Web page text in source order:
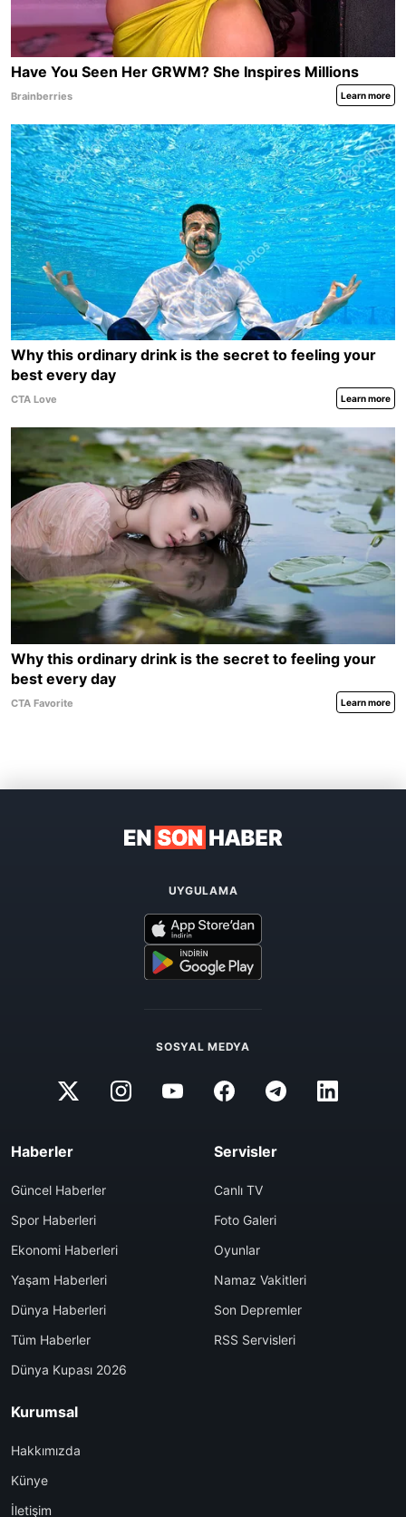
UYGULAMA
SOSYAL MEDYA
Haberler
Güncel Haberler
Spor Haberleri
Ekonomi Haberleri
Yaşam Haberleri
Dünya Haberleri
Tüm Haberler
Dünya Kupası 2026
Servisler
Canlı TV
Foto Galeri
Oyunlar
Namaz Vakitleri
Son Depremler
RSS Servisleri
Kurumsal
Hakkımızda
Künye
İletişim